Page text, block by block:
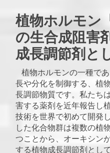
植物ホルモン
の生合成阻害
成長調節剤と
植物ホルモンの一種で
長や分化を制御する、植
長調節物質です。私たち
害する薬剤を近年報告し
技術を世界で初めて開発
した化合物群は複数の植
つことから、オーキシン
する植物成長調節剤とし